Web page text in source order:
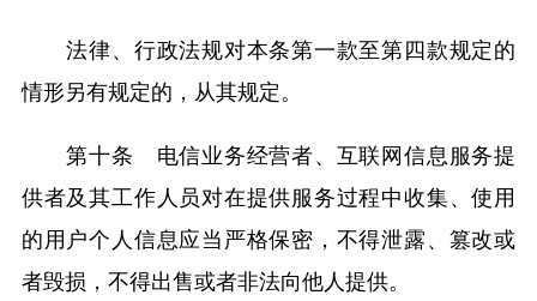
法律、行政法规对本条第一款至第四款规定的
情形另有规定的，从其规定。
第十条 电信业务经营者、互联网信息服务提
供者及其工作人员对在提供服务过程中收集、使用
的用户个人信息应当严格保密，不得泄露、篡改或
者毁损，不得出售或者非法向他人提供。